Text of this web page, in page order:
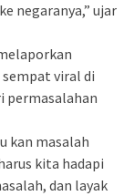
negaranya,” ujar
sempat viral di
permasalahan
kan masalah
kita hadapi
dan layak